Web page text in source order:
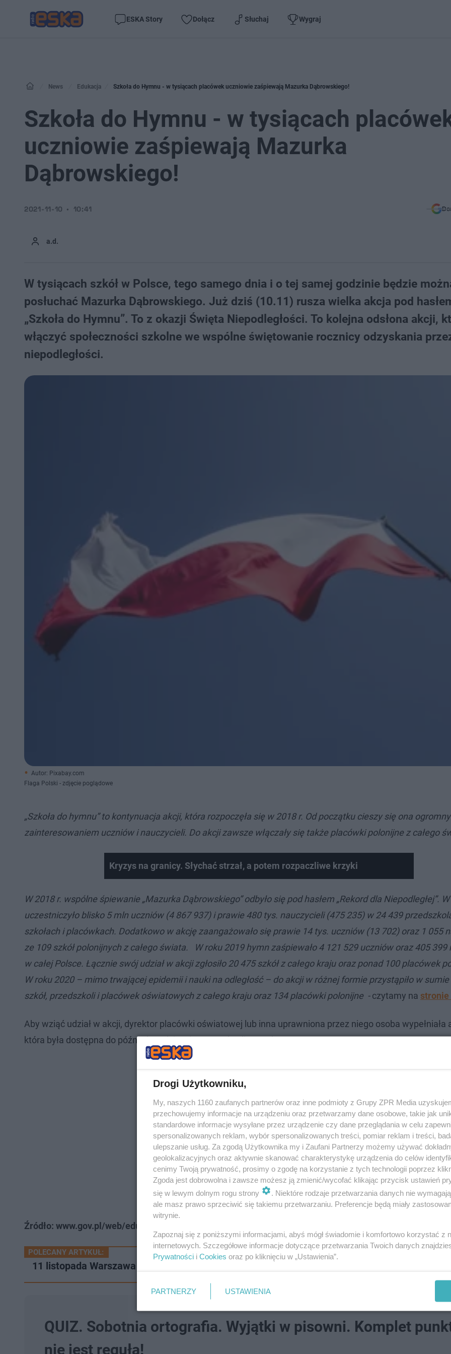
ESKA Story Dołącz Słuchaj Wygraj
News Edukacja Szkoła do Hymnu - w tysiącach placówek uczniowie zaśpiewają Mazurka Dąbrowskiego!
Szkoła do Hymnu - w tysiącach
uczniowie zaśpiewają Mazurka
Dąbrowskiego!
a.d.
2021-11-10 10:41
W tysiącach szkół w Polsce, tego samego dnia i o tej samej godzinie będzie
posłuchać Mazurka Dąbrowskiego. Już dziś (10.11) rusza wielka akcja pod
„Szkoła do Hymnu”. To z okazji Święta Niepodległości. To kolejna odsłona akcji,
włączyć społeczności szkolne we wspólne świętowanie rocznicy odzyskania
niepodległości.
Autor: Pixabay.com
Flaga Polski - zdjęcie poglądowe
„Szkoła do hymnu” to kontynuacja akcji, która rozpoczęła się w 2018 r. Od początku cieszy się ona
zainteresowaniem uczniów i nauczycieli. Do akcji zawsze włączały się także placówki polonijne z całego
Kryzys na granicy. Słychać strzał, a potem rozpaczliwe krzyki
W 2018 r. wspólne śpiewanie „Mazurka Dąbrowskiego” odbyło się pod hasłem „Rekord dla Niepodległej”.
uczestniczyło blisko 5 mln uczniów (4 867 937) i prawie 480 tys. nauczycieli (475 235) w 24 439
szkołach i placówkach. Dodatkowo w akcję zaangażowało się prawie 14 tys. uczniów (13 702) oraz 1 055
ze 109 szkół polonijnych z całego świata.
W roku 2019 hymn zaśpiewało 4 121 529 uczniów oraz 405 399
w całej Polsce. Łącznie swój udział w akcji zgłosiło 20 475 szkół z całego kraju oraz ponad 100 placówek
W roku 2020 – mimo trwającej epidemii i nauki na odległość – do akcji w różnej formie przystąpiło w
szkół, przedszkoli i placówek oświatowych z całego kraju oraz 134 placówki polonijne -czytamy na stronie
Aby wziąć udział w akcji, dyrektor placówki oświatowej lub inna uprawniona przez niego osoba wypełniała
która była dostępna do późnych godzin wieczornych 9 listopada.
Źródło: www.gov.pl/web/edukacja-i-nauka/szkola-do-hymnu-2021
POLECANY ARTYKUŁ:
11 listopada Warszawa - obchody. 27 gromadzeń w Warszawie i Marsz Niepodległośc…
QUIZ. Sobotnia ortografia. Wyjątki w pisowni. Komplet
nie jest regułą!
Drogi Użytkowniku,
My, naszych 1160 zaufanych partnerów oraz inne podmioty z Grupy ZPR Media
przechowujemy informacje na urządzeniu oraz przetwarzamy dane osobowe, takie jak
standardowe informacje wysyłane przez urządzenie czy dane przeglądania w celu
spersonalizowanych reklam, wybór spersonalizowanych treści, pomiar reklam i treści,
ulepszanie usług. Za zgodą Użytkownika my i Zaufani Partnerzy możemy używać
geolokalizacyjnych oraz aktywnie skanować charakterystykę urządzenia do celów
cenimy Twoją prywatność, prosimy o zgodę na korzystanie z tych technologii poprzez
Zgoda jest dobrowolna i zawsze możesz ją zmienić/wycofać klikając przycisk ustawień
się w lewym dolnym rogu strony
. Niektóre rodzaje przetwarzania danych nie
ale masz prawo sprzeciwić się takiemu przetwarzaniu. Preferencje będą miały
witrynie.
Zapoznaj się z poniższymi informacjami, abyś mógł świadomie i komfortowo korzystać z
internetowych. Szczegółowe informacje dotyczące przetwarzania Twoich danych
Prywatności i Cookies oraz po kliknięciu w „Ustawienia”.
PARTNERZY USTAWIENIA